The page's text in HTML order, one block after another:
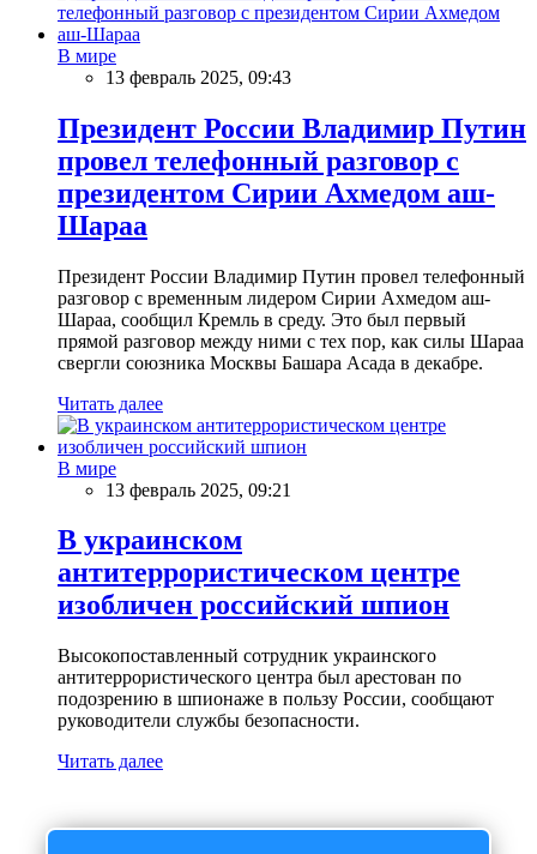
В мире
13 февраль 2025, 09:43
Президент России Владимир Путин
провел телефонный разговор с
президентом Сирии Ахмедом аш-
Шараа
Президент России Владимир Путин провел телефонный
разговор с временным лидером Сирии Ахмедом аш-
Шараа, сообщил Кремль в среду. Это был первый
прямой разговор между ними с тех пор, как силы Шараа
свергли союзника Москвы Башара Асада в декабре.
Читать далее
В мире
13 февраль 2025, 09:21
В украинском
антитеррористическом центре
изобличен российский шпион
Высокопоставленный сотрудник украинского
антитеррористического центра был арестован по
подозрению в шпионаже в пользу России, сообщают
руководители службы безопасности.
Читать далее